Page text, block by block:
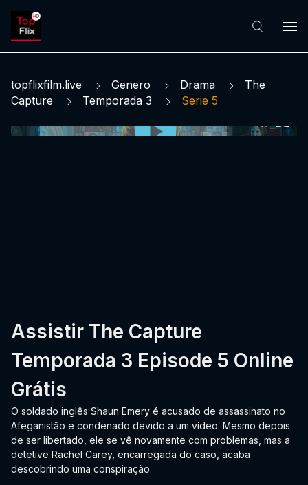
topflixfilm.live Genero Drama
The
Capture
Temporada 3 Serie 5
Assistir The Capture
Temporada 3 Episode 5 Online
Grátis
O soldado inglês Shaun Emery é acusado de assassinato no
Afeganistão e condenado devido a um vídeo. Mesmo depois
de ser libertado, ele se vê novamente com problemas, mas a
detetive Rachel Carey, encarregada do caso, acaba
descobrindo uma conspiração.